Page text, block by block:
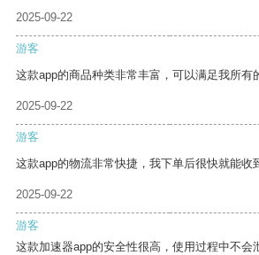
2025-09-22
游客
这款app的商品种类非常丰富，可以满足我所有
2025-09-22
游客
这款app的物流非常快捷，我下单后很快就能收
2025-09-22
游客
这款加速器app的安全性很高，使用过程中不会